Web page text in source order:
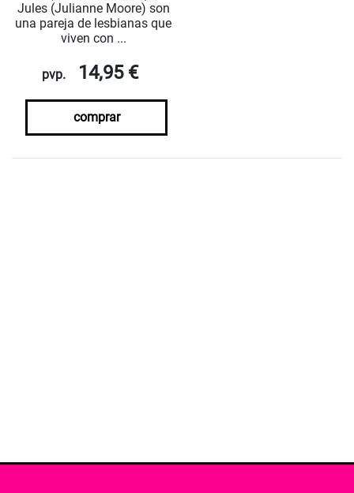
Jules (Julianne Moore) son
una pareja de lesbianas que
viven con ...
pvp. 14,95 €
comprar